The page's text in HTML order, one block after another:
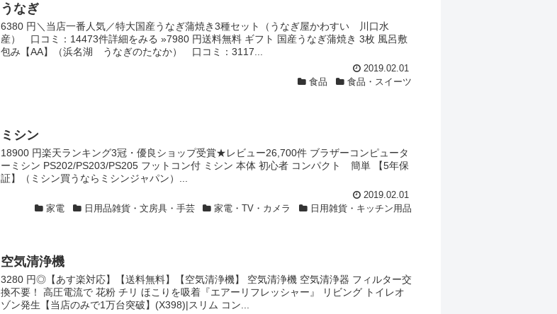
うなぎ
6380 円＼当店一番人気／特大国産うなぎ蒲焼き3種セット（うなぎ屋かわすい 川口水
産） 口コミ：14473件詳細をみる »7980 円送料無料 ギフト 国産うなぎ蒲焼き 3枚 風呂敷
包み【AA】（浜名湖 うなぎのたなか） 口コミ：3117...
2019.02.01
食品
食品・スイーツ
ミシン
18900 円楽天ランキング3冠・優良ショップ受賞★レビュー26,700件 ブラザーコンピュータ
ーミシン PS202/PS203/PS205 フットコン付 ミシン 本体 初心者 コンパクト 簡単 【5年保
証】（ミシン買うならミシンジャパン）...
2019.02.01
家電
日用品雑貨・文房具・手芸 家電・TV・カメラ 日用雑貨・キッチン用品
空気清浄機
3280 円◎【あす楽対応】【送料無料】【空気清浄機】 空気清浄機 空気清浄器 フィルター交
換不要！ 高圧電流で 花粉 チリ ほこりを吸着『エアーリフレッシャー』 リビング トイレオ
ゾン発生【当店のみで1万台突破】(X398)|スリム コン...